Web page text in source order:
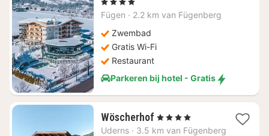
vanaf
Fügen · 2.2 km van Fügenberg
Zwembad
Gratis Wi-Fi
Restaurant
Parkeren bij hotel - Gratis
Wöscherhof 1
nacht
, 4 Sterren
Uderns · 3.5 km van Fügenberg